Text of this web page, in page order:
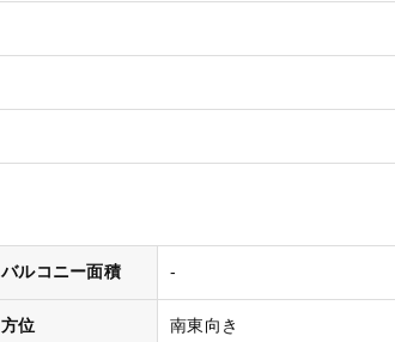
バルコニー面積 -
方位 南東向き